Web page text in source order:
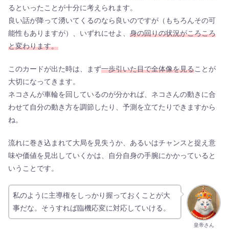
るといったことが十分に考えられます。
良い話が降って湧いてくるのなら良いのですが（もちろんその可
能性もありますが）、いずれにせよ、 身の回りの状況がころころ
と変わります。
このカードが出た時は、まず一歩引いた目で全体像を見ることが
大切になってきます。
ネコさんが車輪を回しているのが分かれば、ネコさんの動きに合
わせて自分の動き方を調節したり、予測を立てたりできますから
ね。
流れに巻き込まれて大局を見失うか、あるいはチャンスと捉え意
味や価値を見出していくかは、自分自身の手腕にかかっていると
いうことです。
皇帝さん
私のように主導権をしっかり握っておくことが大
事だな。そうすれば臨機応変に対応していける。